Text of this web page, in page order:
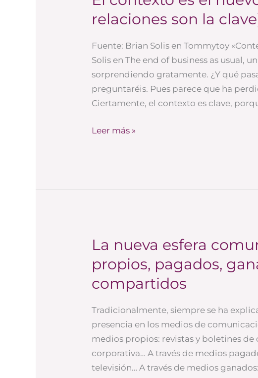
relaciones son la
Fuente: Brian Solis en Tommytoy
Solis en The end of business as usual,
sorprendiendo gratamente. ¿Y qué
preguntaréis. Pues parece que ha
Ciertamente, el contexto es clave,
contexto
es
(las
relaciones
laLeer más »
La nueva esfera
propios, pagados,
compartidos
Tradicionalmente, siempre se ha
presencia en los medios de
medios propios: revistas y boletines
corporativa… A través de medios
televisión… A través de medios
La
esfera
comunicativa:
propios,
pagados,
ganados
y
compartidos